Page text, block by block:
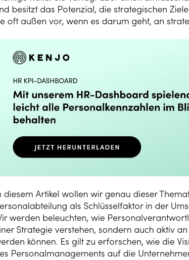
besitzt das Potenzial, die strategischen
oft außen vor, wenn es darum geht, an
diesem Artikel wollen wir genau dieser
als Schlüsselfaktor in der
werden beleuchten, wie
Strategie verstehen, sondern auch aktiv
können. Es gilt zu erforschen, wie die
Personalmanagements auf die